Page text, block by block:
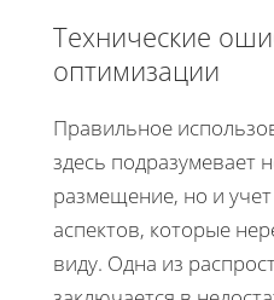
Технические
оптимизации
Правильное
здесь подразумевает
размещение, но и учет
аспектов, которые
виду. Одна из